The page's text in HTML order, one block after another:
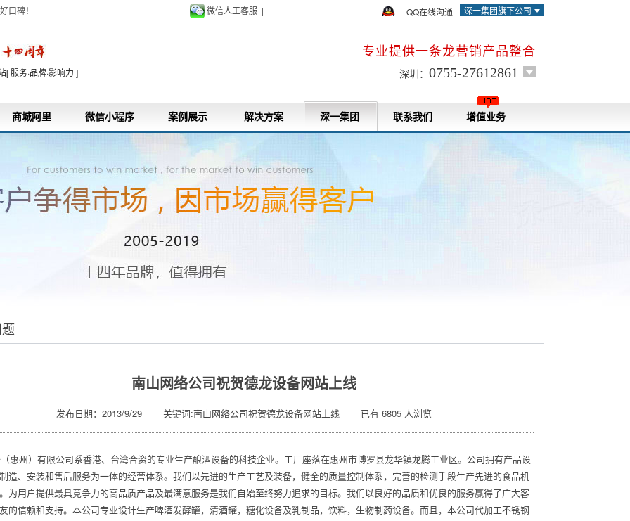
口碑！ 深一集团旗下公司
微信人工客服 | QQ在线沟通
[ 服务·品牌·影响力 ]
专业提供一条龙营销产品整合
深圳： 0755-27612861
商城阿里 微信小程序 案例展示 解决方案 深一集团 联系我们 增值业务
南山网络公司祝贺德龙设备网站上线
发布日期：2013/9/29 关键词:南山网络公司祝贺德龙设备网站上线 已有 6805 人浏览
惠州）有限公司系香港、台湾合资的专业生产酿酒设备的科技企业。工厂座落在惠州市博罗县龙华镇龙腾工业区。公司拥有产品设
造、安装和售后服务为一体的经营体系。我们以先进的生产工艺及装备，健全的质量控制体系，完善的检测手段生产先进的食品机
为用户提供最具竞争力的高品质产品及最满意服务是我们自始至终努力追求的目标。我们以良好的品质和优良的服务赢得了广大客
的信赖和支持。本公司专业设计生产啤酒发酵罐，清酒罐，糖化设备及乳制品，饮料，生物制药设备。而且，本公司代加工不锈钢